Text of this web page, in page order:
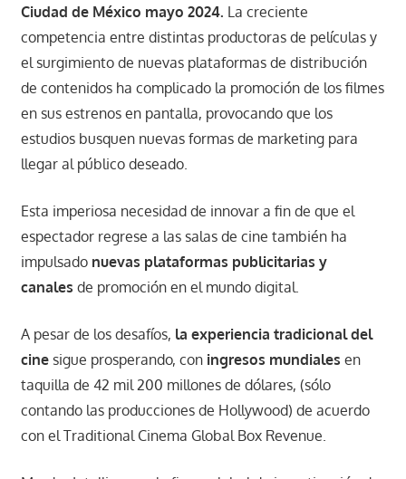
Ciudad de México mayo 2024. La creciente
competencia entre distintas productoras de películas y
el surgimiento de nuevas plataformas de distribución
de contenidos ha complicado la promoción de los filmes
en sus estrenos en pantalla, provocando que los
estudios busquen nuevas formas de marketing para
llegar al público deseado.
Esta imperiosa necesidad de innovar a fin de que el
espectador regrese a las salas de cine también ha
impulsado nuevas plataformas publicitarias y
canales de promoción en el mundo digital.
A pesar de los desafíos, la experiencia tradicional del
cine sigue prosperando, con ingresos mundiales en
taquilla de 42 mil 200 millones de dólares, (sólo
contando las producciones de Hollywood) de acuerdo
con el Traditional Cinema Global Box Revenue.